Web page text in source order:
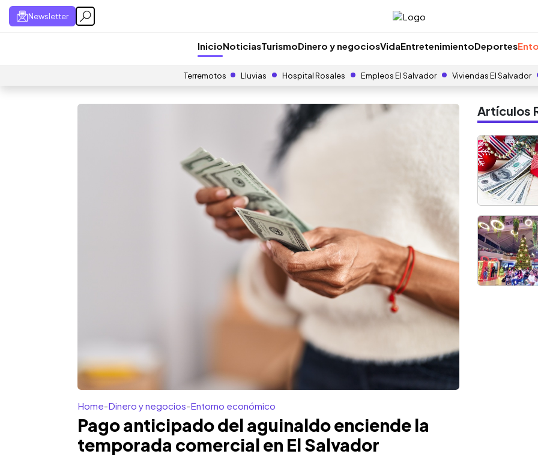
Newsletter
InicioNoticiasTurismoDinero y negociosVidaEntretenimientoDeportes
Terremotos Lluvias Hospital Rosales Empleos El Salvador Viviendas El Salvador
Home-Dinero y negocios-Entorno económico
Pago anticipado del aguinaldo enciende la
temporada comercial en El Salvador
Artículos